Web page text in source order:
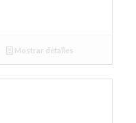
Mostrar detalles